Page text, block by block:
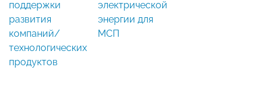
поддержки
развития
компаний/
технологических
продуктов
электрической
энергии для
МСП